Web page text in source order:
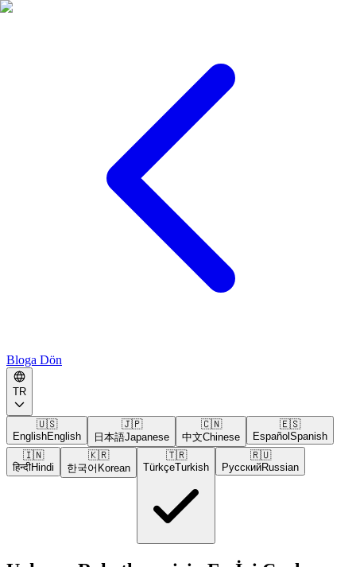
Bloga Dön
TR
🇺🇸
EnglishEnglish
🇯🇵
日本語Japanese
🇨🇳
中文Chinese
🇪🇸
Español Spanish
🇮🇳
हिन्दीHindi
🇰🇷
한국어 Korean
🇹🇷
TürkçeTurkish
🇷🇺
РусскийRussian